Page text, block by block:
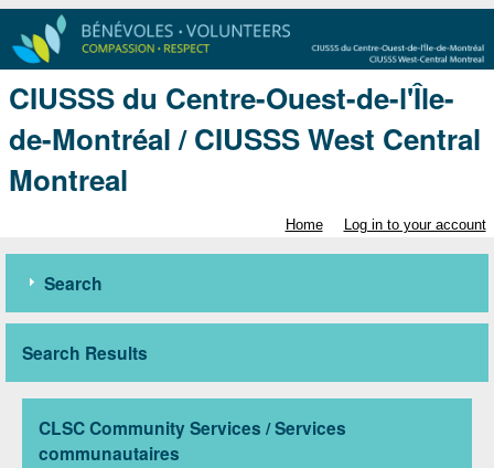
CIUSSS du Centre-Ouest-de-l'Île-
de-Montréal / CIUSSS West Central
Montreal
Home Log in to your account
Search
Search Results
CLSC Community Services / Services
communautaires